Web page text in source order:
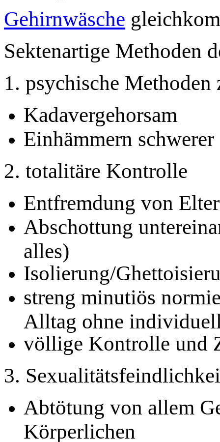
Gehirnwäsche
Sektenartige Methoden
1. psychische
Kadavergehorsam
Einhämmern
2. totalitäre Kontrolle
Entfremdung von
Abschottung
alles)
Isolierung/
streng minutiös
Alltag ohne
völlige Kontrolle und
3.
Abtötung von allem
Körperlichen